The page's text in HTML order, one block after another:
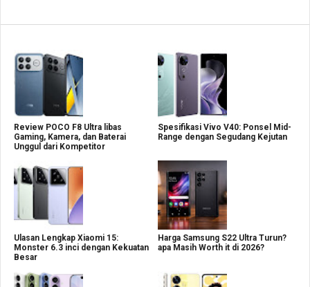
Review POCO F8 Ultra libas
Gaming, Kamera, dan Baterai
Unggul dari Kompetitor
Spesifikasi Vivo V40: Ponsel Mid-
Range dengan Segudang Kejutan
Ulasan Lengkap Xiaomi 15:
Monster 6.3 inci dengan Kekuatan
Besar
Harga Samsung S22 Ultra Turun?
apa Masih Worth it di 2026?